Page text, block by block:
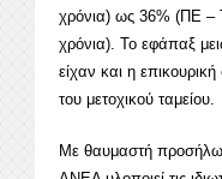
χρόνια) ως 36% (ΠΕ
χρόνια). Το εφάπαξ
είχαν και η
του μετοχικού ταμείου.
Με θαυμαστή